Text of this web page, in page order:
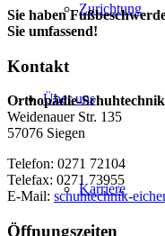
Zurichtung
Über uns
Karriere
Sie haben
Sie umfassend!
Kontakt
Orthopädie-
Weidenauer Str. 135
57076 Siegen
Telefon: 0271 72104
Telefax: 0271 73955
E-Mail: schuhtechnik-
Öffnungszeiten